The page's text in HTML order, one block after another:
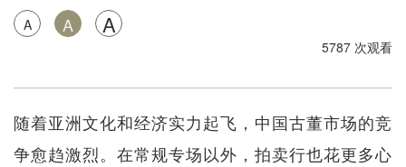
A A A
5787 次观看
随着亚洲文化和经济实力起飞，中国古董市场的竞
争愈趋激烈。在常规专场以外，拍卖行也花更多心